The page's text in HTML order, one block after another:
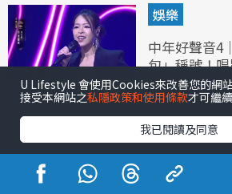
娛樂
中年好聲音4
包」稱號！
讚成功突破
U Lifestyle 會使用Cookies來改善您的網
接受本網站之私隱政策和使用條款才可繼
我已閱讀及同意